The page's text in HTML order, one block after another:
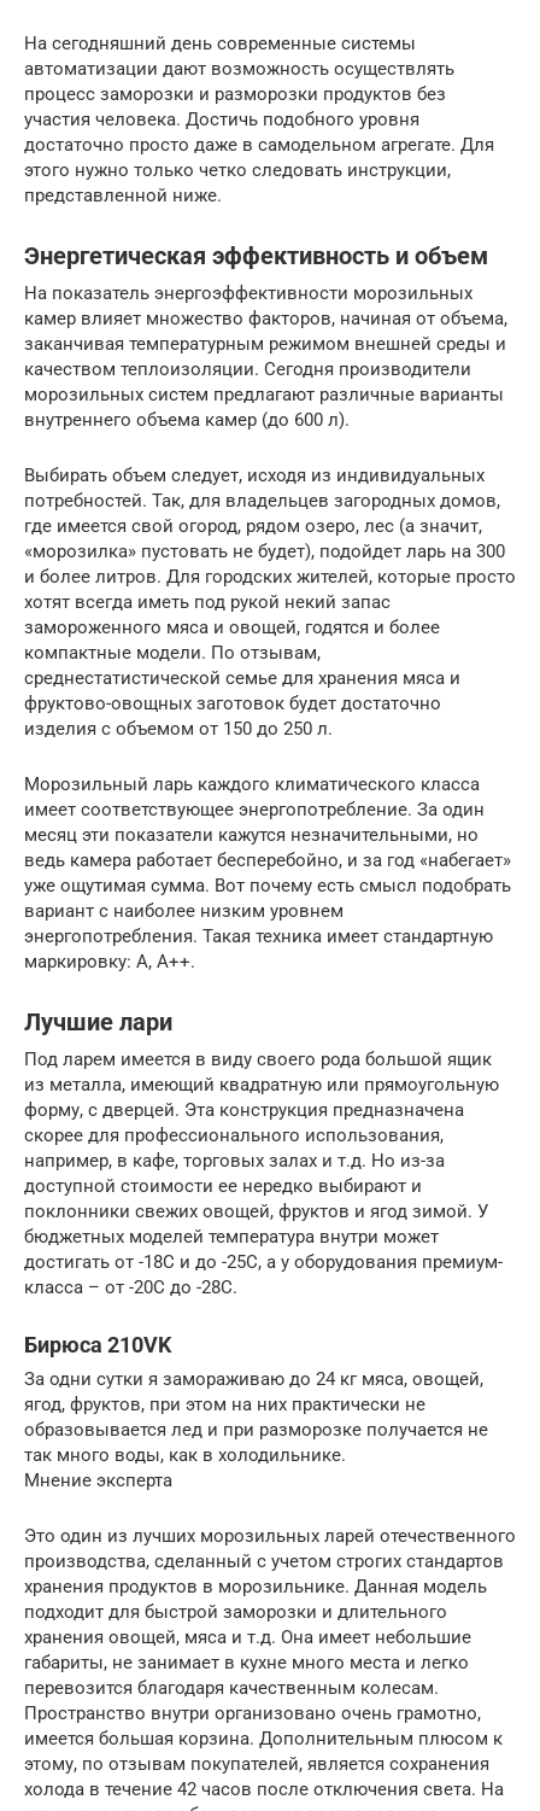
На сегодняшний день современные системы
автоматизации дают возможность осуществлять
процесс заморозки и разморозки продуктов без
участия человека. Достичь подобного уровня
достаточно просто даже в самодельном агрегате. Для
этого нужно только четко следовать инструкции,
представленной ниже.
Энергетическая эффективность и объем
На показатель энергоэффективности морозильных
камер влияет множество факторов, начиная от объема,
заканчивая температурным режимом внешней среды и
качеством теплоизоляции. Сегодня производители
морозильных систем предлагают различные варианты
внутреннего объема камер (до 600 л).
Выбирать объем следует, исходя из индивидуальных
потребностей. Так, для владельцев загородных домов,
где имеется свой огород, рядом озеро, лес (а значит,
«морозилка» пустовать не будет), подойдет ларь на 300
и более литров. Для городских жителей, которые просто
хотят всегда иметь под рукой некий запас
замороженного мяса и овощей, годятся и более
компактные модели. По отзывам,
среднестатистической семье для хранения мяса и
фруктово-овощных заготовок будет достаточно
изделия с объемом от 150 до 250 л.
Морозильный ларь каждого климатического класса
имеет соответствующее энергопотребление. За один
месяц эти показатели кажутся незначительными, но
ведь камера работает бесперебойно, и за год «набегает»
уже ощутимая сумма. Вот почему есть смысл подобрать
вариант с наиболее низким уровнем
энергопотребления. Такая техника имеет стандартную
маркировку: А, А++.
Лучшие лари
Под ларем имеется в виду своего рода большой ящик
из металла, имеющий квадратную или прямоугольную
форму, с дверцей. Эта конструкция предназначена
скорее для профессионального использования,
например, в кафе, торговых залах и т.д. Но из-за
доступной стоимости ее нередко выбирают и
поклонники свежих овощей, фруктов и ягод зимой. У
бюджетных моделей температура внутри может
достигать от -18С и до -25С, а у оборудования премиум-
класса – от -20С до -28С.
Бирюса 210VK
За одни сутки я замораживаю до 24 кг мяса, овощей,
ягод, фруктов, при этом на них практически не
образовывается лед и при разморозке получается не
так много воды, как в холодильнике.
Мнение эксперта
Это один из лучших морозильных ларей отечественного
производства, сделанный с учетом строгих стандартов
хранения продуктов в морозильнике. Данная модель
подходит для быстрой заморозки и длительного
хранения овощей, мяса и т.д. Она имеет небольшие
габариты, не занимает в кухне много места и легко
перевозится благодаря качественным колесам.
Пространство внутри организовано очень грамотно,
имеется большая корзина. Дополнительным плюсом к
этому, по отзывам покупателей, является сохранения
холода в течение 42 часов после отключения света. На